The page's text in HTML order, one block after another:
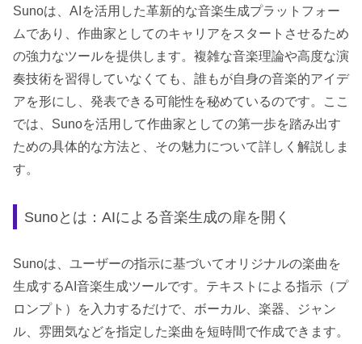
Sunoは、AIを活用した革新的な音楽生成プラットフォー
ムであり、作曲家としてのキャリアをスタートさせるため
の強力なツールを提供します。複雑な音楽理論や高度な演
奏技術を習得していなくても、誰もが自身の音楽的アイデ
アを形にし、発表できる可能性を秘めているのです。ここ
では、Sunoを活用して作曲家としての第一歩を踏み出す
ための具体的な方法と、その魅力について詳しく解説しま
す。
Sunoとは：AIによる音楽生成の扉を開く
Sunoは、ユーザーの指示に基づいてオリジナルの楽曲を
生成するAI音楽生成ツールです。テキストによる指示（プ
ロンプト）を入力するだけで、ボーカル、楽器、ジャン
ル、雰囲気などを指定した楽曲を短時間で作成できます。